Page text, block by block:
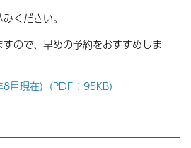
ください。
ので、早めの予約をおすすめしま
月現在)（PDF：95KB）